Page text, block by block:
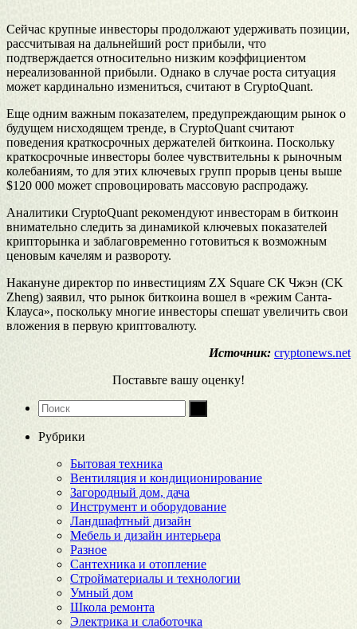
Сейчас крупные инвесторы продолжают удерживать позиции,
рассчитывая на дальнейший рост прибыли, что
подтверждается относительно низким коэффициентом
нереализованной прибыли. Однако в случае роста ситуация
может кардинально измениться, считают в CryptoQuant.
Еще одним важным показателем, предупреждающим рынок о
будущем нисходящем тренде, в CryptoQuant считают
поведения краткосрочных держателей биткоина. Поскольку
краткосрочные инвесторы более чувствительны к рыночным
колебаниям, то для этих ключевых групп прорыв цены выше
$120 000 может спровоцировать массовую распродажу.
Аналитики CryptoQuant рекомендуют инвесторам в биткоин
внимательно следить за динамикой ключевых показателей
крипторынка и заблаговременно готовиться к возможным
ценовым качелям и развороту.
Накануне директор по инвестициям ZХ Square СК Чжэн (CK
Zheng) заявил, что рынок биткоина вошел в «режим Санта-
Клауса», поскольку многие инвесторы спешат увеличить свои
вложения в первую криптовалюту.
Источник: cryptonews.net
Поставьте вашу оценку!
Рубрики
Бытовая техника
Вентиляция и кондиционирование
Загородный дом, дача
Инструмент и оборудование
Ландшафтный дизайн
Мебель и дизайн интерьера
Разное
Сантехника и отопление
Стройматериалы и технологии
Умный дом
Школа ремонта
Электрика и слаботочка